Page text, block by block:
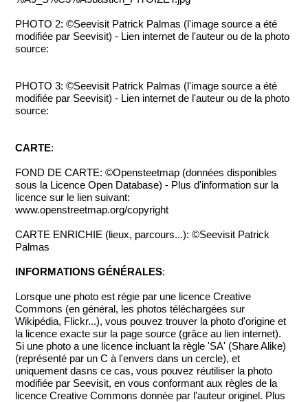
PHOTO 2: ©Seevisit Patrick Palmas (l'image source a été
modifiée par Seevisit) - Lien internet de l'auteur ou de la photo
source:
PHOTO 3: ©Seevisit Patrick Palmas (l'image source a été
modifiée par Seevisit) - Lien internet de l'auteur ou de la photo
source:
CARTE:
FOND DE CARTE: ©Opensteetmap (données disponibles
sous la Licence Open Database) - Plus d'information sur la
licence sur le lien suivant:
www.openstreetmap.org/copyright
CARTE ENRICHIE (lieux, parcours...): ©Seevisit Patrick
Palmas
INFORMATIONS GÉNÉRALES:
Lorsque une photo est régie par une licence Creative
Commons (en général, les photos téléchargées sur
Wikipédia, Flickr...), vous pouvez trouver la photo d'origine et
la licence exacte sur la page source (grâce au lien internet).
Si une photo a une licence incluant la règle 'SA' (Share Alike)
(représenté par un C à l'envers dans un cercle), et
uniquement dasns ce cas, vous pouvez réutiliser la photo
modifiée par Seevisit, en vous conformant aux règles de la
licence Creative Commons donnée par l'auteur originel. Plus